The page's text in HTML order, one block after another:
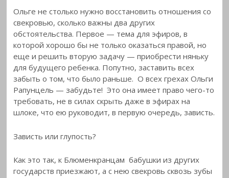
Ольге не столько нужно восстановить отношения со
свекровью, сколько важны два других
обстоятельства. Первое — тема для эфиров, в
которой хорошо бы не только оказаться правой, но
еще и решить вторую задачу — приобрести няньку
для будущего ребенка. Попутно, заставить всех
забыть о том, что было раньше. О всех грехах Ольги
Рапунцель — забудьте! Это она имеет право чего-то
требовать, не в силах скрыть даже в эфирах на
шлоке, что ею руководит, в первую очередь, зависть.
Зависть или глупость?
Как это так, к Блюменкранцам бабушки из других
государств приезжают, а с нею свекровь сквозь зубы